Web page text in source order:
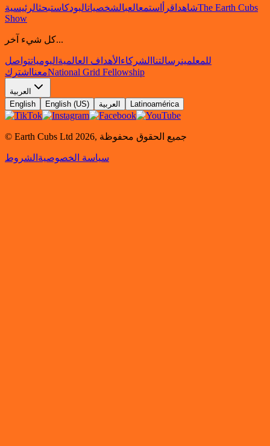
شاهد اقرأ استمعالعبالشخصياتالبودكاستبحثالرئيسية
The Earth Cubs
Show
كل شيء آخر...
للمعلمينرسالتنا الشركاء الأهداف العالمية اليومياتتواصل
معنا اشترك National Grid Fellowship
العربية
English
English (US) العربية Latinoamérica
© Earth Cubs Ltd 2026, جميع الحقوق محفوظة
سياسة الخصوصية الشروط